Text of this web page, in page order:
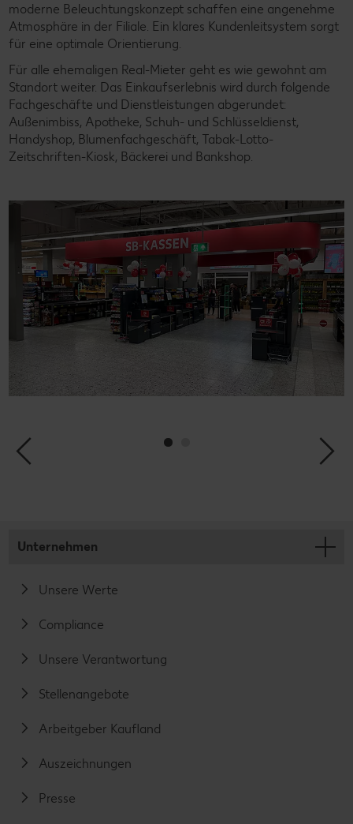
moderne Beleuchtungskonzept schaffen eine angenehme
Atmosphäre in der Filiale. Ein klares Kundenleitsystem sorgt
für eine optimale Orientierung.
Für alle ehemaligen Real-Mieter geht es wie gewohnt am
Standort weiter. Das Einkaufserlebnis wird durch folgende
Fachgeschäfte und Dienstleistungen abgerundet:
Außenimbiss, Apotheke, Schuh- und Schlüsseldienst,
Handyshop, Blumenfachgeschäft, Tabak-Lotto-
Zeitschriften-Kiosk, Bäckerei und Bankshop.
Unternehmen
Unsere Werte
Compliance
Unsere Verantwortung
Stellenangebote
Arbeitgeber Kaufland
Auszeichnungen
Presse